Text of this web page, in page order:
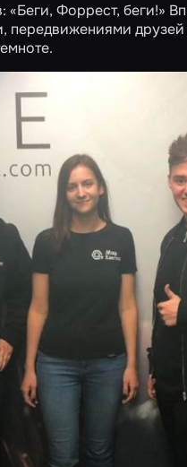
Форрест, беги!»
передвижениями